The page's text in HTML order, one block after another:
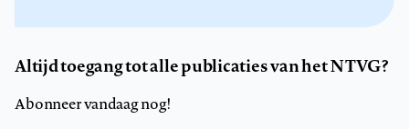
Altijd toegang tot alle publicaties van het NTVG?
Abonneer vandaag nog!